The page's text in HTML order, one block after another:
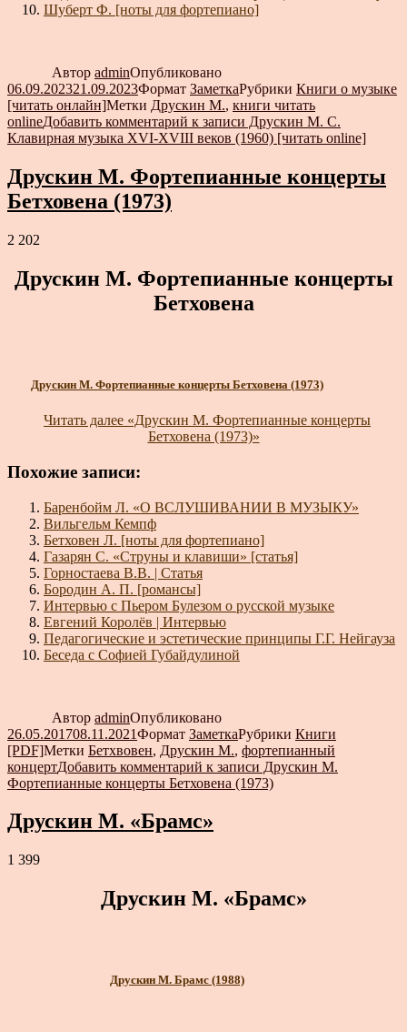
Шуберт Ф. [ноты для фортепиано]
Автор adminОпубликовано
06.09.202321.09.2023Формат ЗаметкаРубрики Книги о музыке
[читать онлайн]Метки Друскин М., книги читать
onlineДобавить комментарий к записи Друскин М. С.
Клавирная музыка XVI-XVIII веков (1960) [читать online]
Друскин М. Фортепианные концерты
Бетховена (1973)
2 202
Друскин М. Фортепианные концерты
Бетховена
Друскин М. Фортепианные концерты Бетховена (1973)
Читать далее «Друскин М. Фортепианные концерты
Бетховена (1973)»
Похожие записи:
Баренбойм Л. «О ВСЛУШИВАНИИ В МУЗЫКУ»
Вильгельм Кемпф
Бетховен Л. [ноты для фортепиано]
Газарян С. «Струны и клавиши» [статья]
Горностаева В.В. | Статья
Бородин А. П. [романсы]
Интервью с Пьером Булезом о русской музыке
Евгений Королёв | Интервью
Педагогические и эстетические принципы Г.Г. Нейгауза
Беседа с Софией Губайдулиной
Автор adminОпубликовано
26.05.201708.11.2021Формат ЗаметкаРубрики Книги
[PDF]Метки Бетхвовен, Друскин М., фортепианный
концертДобавить комментарий к записи Друскин М.
Фортепианные концерты Бетховена (1973)
Друскин М. «Брамс»
1 399
Друскин М. «Брамс»
Друскин М. Брамс (1988)